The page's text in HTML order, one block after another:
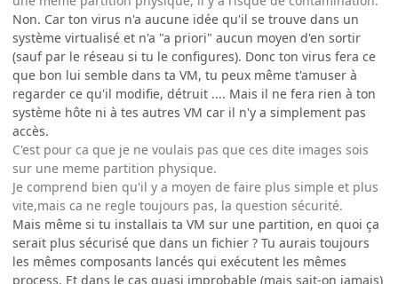
Non. Car ton virus n'a aucune idée qu'il se trouve dans un
système virtualisé et n'a "a priori" aucun moyen d'en sortir
(sauf par le réseau si tu le configures). Donc ton virus fera ce
que bon lui semble dans ta VM, tu peux même t'amuser à
regarder ce qu'il modifie, détruit .... Mais il ne fera rien à ton
système hôte ni à tes autres VM car il n'y a simplement pas
accès.
C'est pour ca que je ne voulais pas que ces dite images sois
sur une meme partition physique.
Je comprend bien qu'il y a moyen de faire plus simple et plus
vite,mais ca ne regle toujours pas, la question sécurité.
Mais même si tu installais ta VM sur une partition, en quoi ça
serait plus sécurisé que dans un fichier ? Tu aurais toujours
les mêmes composants lancés qui exécutent les mêmes
process. Et dans le cas quasi improbable (mais sait-on jamais)